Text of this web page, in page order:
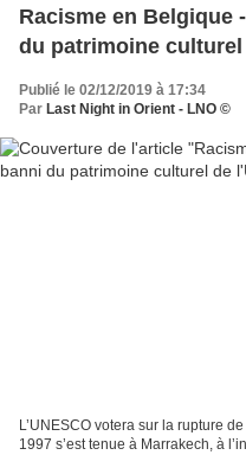
Racisme en Belgique
du patrimoine
Publié le 02/12/2019 à 17:34
Par Last Night in Orient - LNO ©
L’UNESCO votera sur la rupture
1997 s’est tenue à Marrakech, à